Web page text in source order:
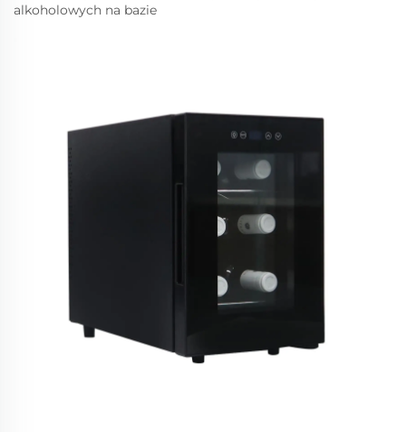
alkoholowych na bazie